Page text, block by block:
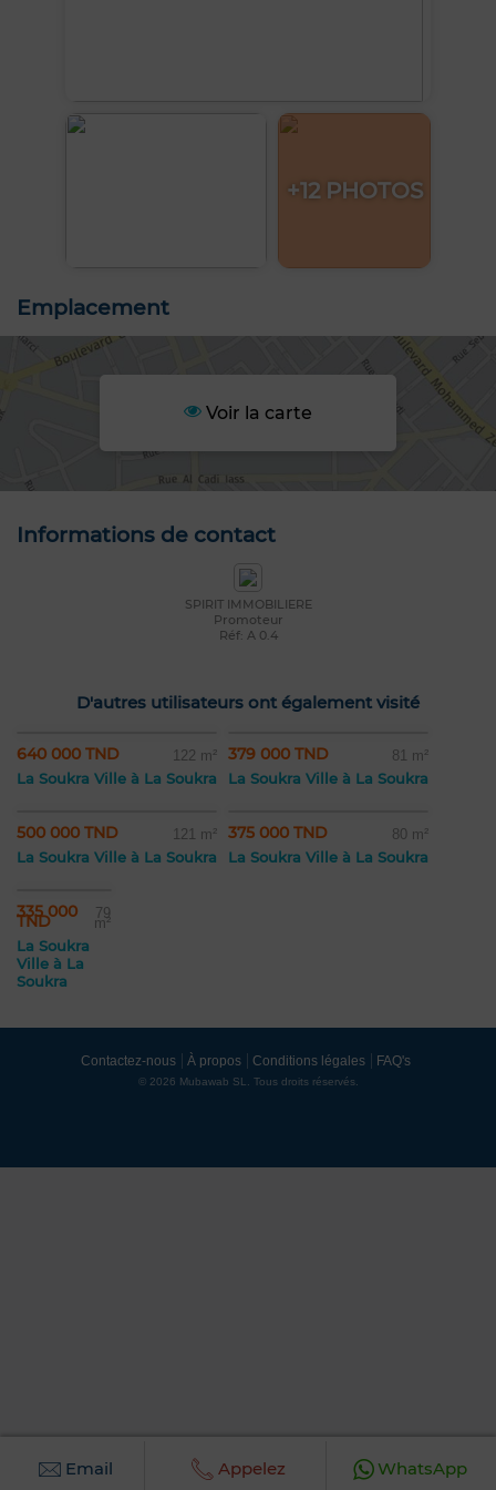
+12 PHOTOS
Emplacement
Voir la carte
Informations de contact
SPIRIT IMMOBILIERE
Promoteur
Réf: A 0.4
D'autres utilisateurs ont également visité
640 000 TND 122 m²
La Soukra Ville à La Soukra
379 000 TND 81 m²
La Soukra Ville à La Soukra
500 000 TND 121 m²
La Soukra Ville à La Soukra
375 000 TND 80 m²
La Soukra Ville à La Soukra
335 000
TND 79
m²
La Soukra
Ville à La
Soukra
Email Appelez WhatsApp
Contactez-nous À propos Conditions légales FAQ's
© 2026 Mubawab SL. Tous droits réservés.